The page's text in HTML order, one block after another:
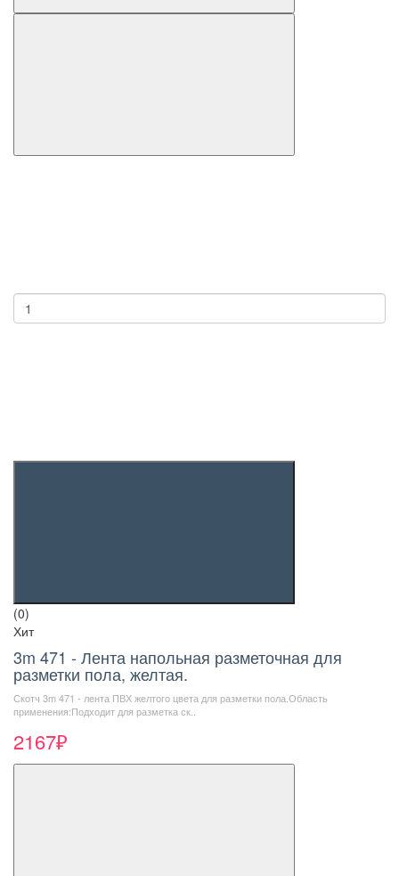
(0)
Хит
3m 471 - Лента напольная разметочная для
разметки пола, желтая.
Скотч 3m 471 - лента ПВХ желтого цвета для разметки пола.Область
применения:Подходит для разметка ск..
2167₽